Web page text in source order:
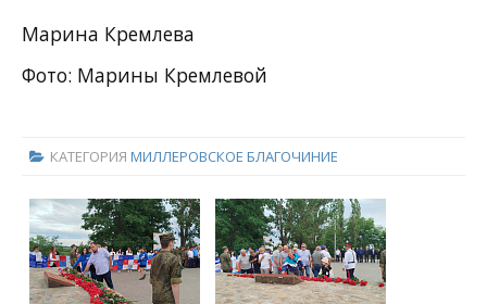
Марина Кремлева
Фото: Марины Кремлевой
КАТЕГОРИЯ МИЛЛЕРОВСКОЕ БЛАГОЧИНИЕ